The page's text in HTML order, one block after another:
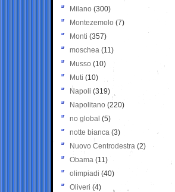
Milano (300)
Montezemolo (7)
Monti (357)
moschea (11)
Musso (10)
Muti (10)
Napoli (319)
Napolitano (220)
no global (5)
notte bianca (3)
Nuovo Centrodestra (2)
Obama (11)
olimpiadi (40)
Oliveri (4)